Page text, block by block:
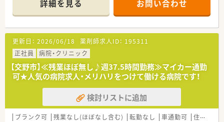
【店舗情報と応需状況について】
■京阪交野線の郡津駅から徒歩でわずか3分という、毎日の通勤
アクセスが非常に便利で恵まれた立地にある人気の薬局です。
■門前にある皮膚科クリニックからの処方箋をはじめとして、近
隣にある複数の医療機関から広域の処方箋を応需しています。
■地域密着型の店舗として近隣の住民が多く来局されるため、患
者様一人ひとりに寄り添った穏やかな対応ができる環境です。
【想定される業務内容】
■処方箋に基づく正確な調剤や細心の注意を払った監査、および
患者様の不安を解消するための丁寧な服薬指導を行います。
■皮膚科広域をメインに応需しているため、軟膏の混合調剤な
ど、皮膚科領域における深く専門的な知識が身につく環境です。
詳細を見る お問い合わせ
更新日： 2026/06/18 薬剤師求人ID： 195311
正社員
病院・クリニック
【交野市】≪残業ほぼ無し♪週37.5時間勤務≫マイカー通勤
可★人気の病院求人・メリハリをつけて働ける病院です！
検討リストに追加
ブランク可 残業なし(ほぼなし含む) 転勤なし 車通勤可 住宅補助(手当)あり